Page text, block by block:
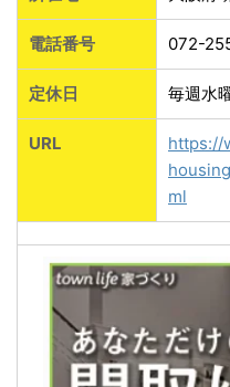
電話番号 072-
定休日 毎週水
URL
https://
ml